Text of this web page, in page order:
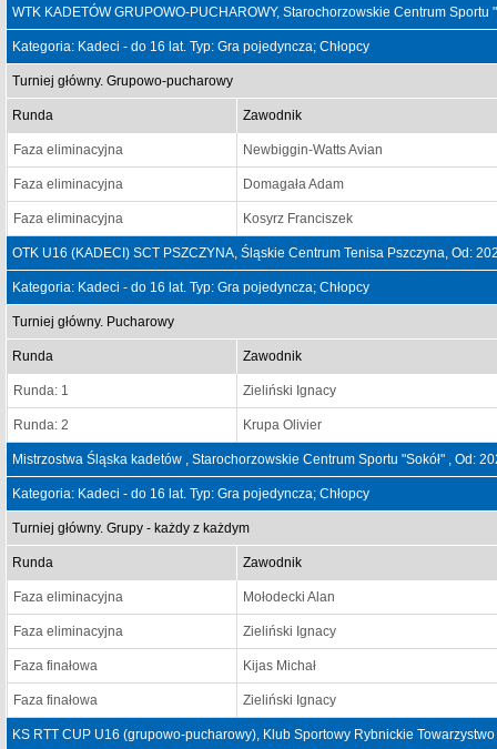
WTK KADETÓW GRUPOWO-PUCHAROWY, Starochorzowskie Centrum Sportu
Kategoria: Kadeci - do 16 lat. Typ: Gra pojedyncza; Chłopcy
Turniej główny. Grupowo-pucharowy
Runda Zawodnik
Faza eliminacyjna Newbiggin-Watts Avian
Faza eliminacyjna Domagała Adam
Faza eliminacyjna Kosyrz Franciszek
OTK U16 (KADECI) SCT PSZCZYNA, Śląskie Centrum Tenisa Pszczyna, Od:
Kategoria: Kadeci - do 16 lat. Typ: Gra pojedyncza; Chłopcy
Turniej główny. Pucharowy
Runda Zawodnik
Runda: 1 Zieliński Ignacy
Runda: 2 Krupa Olivier
Mistrzostwa Śląska kadetów , Starochorzowskie Centrum Sportu "Sokół" , Od:
Kategoria: Kadeci - do 16 lat. Typ: Gra pojedyncza; Chłopcy
Turniej główny. Grupy - każdy z każdym
Runda Zawodnik
Faza eliminacyjna Mołodecki Alan
Faza eliminacyjna Zieliński Ignacy
Faza finałowa Kijas Michał
Faza finałowa Zieliński Ignacy
KS RTT CUP U16 (grupowo-pucharowy), Klub Sportowy Rybnickie